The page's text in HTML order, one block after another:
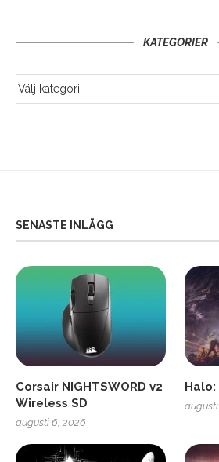
KATEGORIER
SENASTE INLÄGG
Corsair NIGHTSWORD v2
Wireless SD
augusti 6, 2026
Halo: